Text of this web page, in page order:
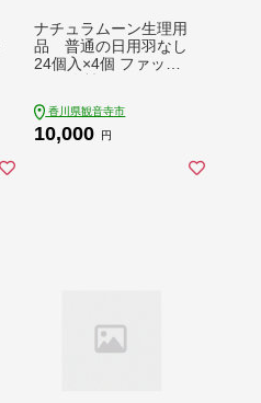
ナチュラムーン生理用
品 普通の日用羽なし
24個入×4個 ファッシ
ズ香川県観音寺市
10,000 円